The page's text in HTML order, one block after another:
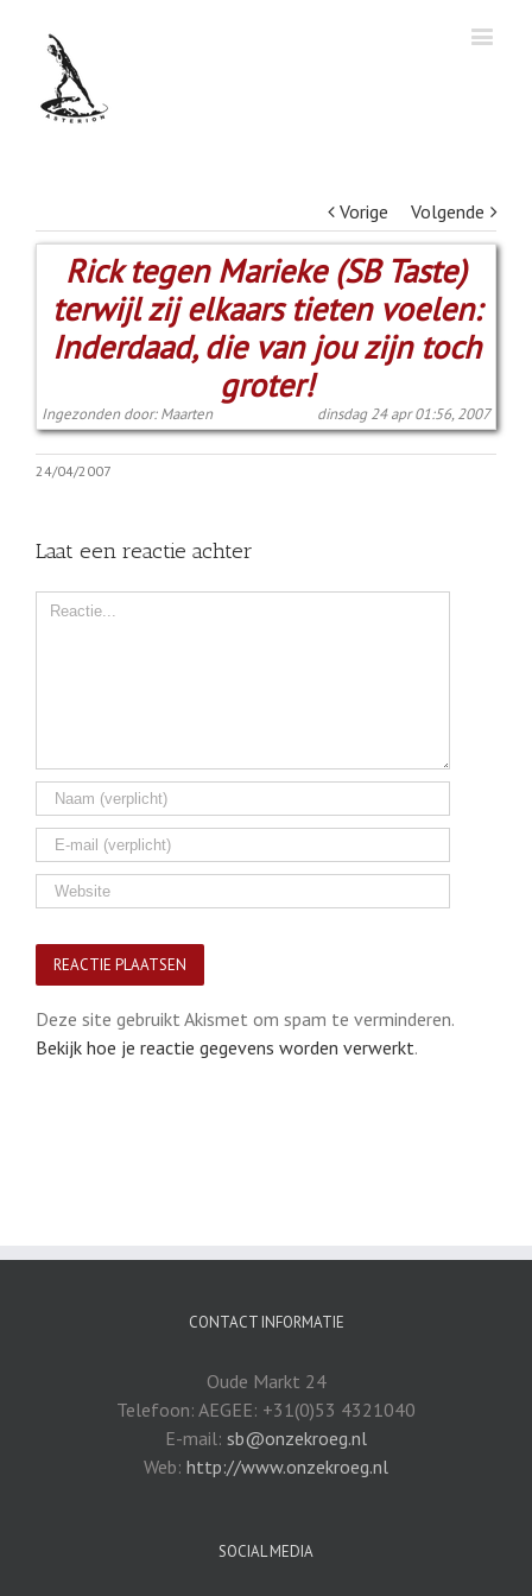
Vorige Volgende
Rick tegen Marieke (SB Taste)
terwijl zij elkaars tieten voelen:
Inderdaad, die van jou zijn toch
groter!
Ingezonden door: Maarten dinsdag 24 apr 01:56, 2007
24/04/2007
Laat een reactie achter
Comment
Deze site gebruikt Akismet om spam te verminderen.
Bekijk hoe je reactie gegevens worden verwerkt.
CONTACT INFORMATIE
Oude Markt 24
Telefoon: AEGEE: +31(0)53 4321040
E-mail: sb@onzekroeg.nl
Web: http://www.onzekroeg.nl
SOCIAL MEDIA